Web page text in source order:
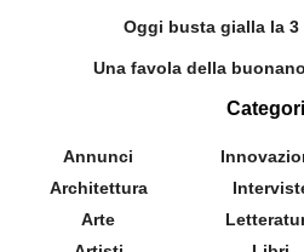
Oggi busta gialla la 3
Una favola della
Annunci
Architettura
Arte